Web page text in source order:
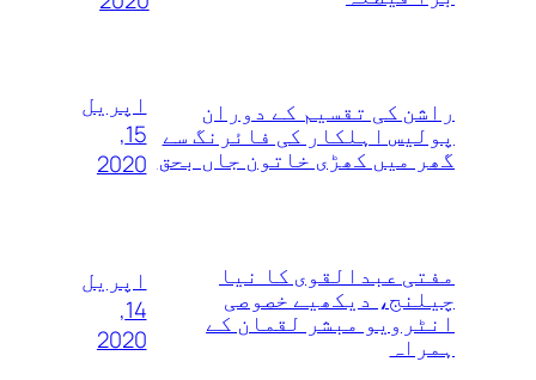
راشن کی تقسیم کے دوران
پولیس اہلکار کی فائرنگ سے
گھر میں کھڑی خاتون جاں بحق
اپریل
15,
2020
مفتی عبدالقوی کا نیا
چیلنج، دیکھیے خصوصی
انٹرویو مبشر لقمان کے
ہمراہ
اپریل
14,
2020